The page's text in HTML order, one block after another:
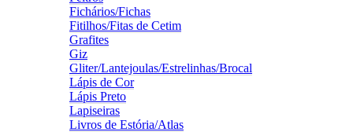
Fichários/Fichas
Fitilhos/Fitas de Cetim
Grafites
Giz
Gliter/Lantejoulas/Estrelinhas/Brocal
Lápis de Cor
Lápis Preto
Lapiseiras
Livros de Estória/Atlas